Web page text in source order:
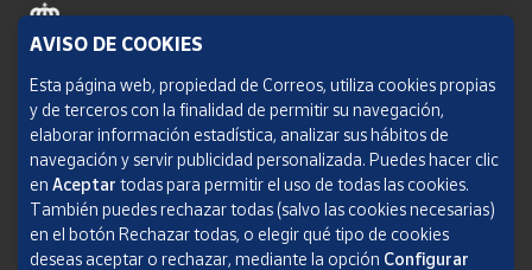
Política de cookies
Aviso legal
Condiciones del servicio
Política de Privacidad Web
AVISO DE COOKIES
Esta página web, propiedad de Correos, utiliza cookies propias
y de terceros con la finalidad de permitir su navegación,
elaborar información estadística, analizar sus hábitos de
navegación y servir publicidad personalizada. Puedes hacer clic
en Aceptar todas para permitir el uso de todas las cookies.
También puedes rechazar todas (salvo las cookies necesarias)
en el botón Rechazar todas, o elegir qué tipo de cookies
deseas aceptar o rechazar, mediante la opción Configurar